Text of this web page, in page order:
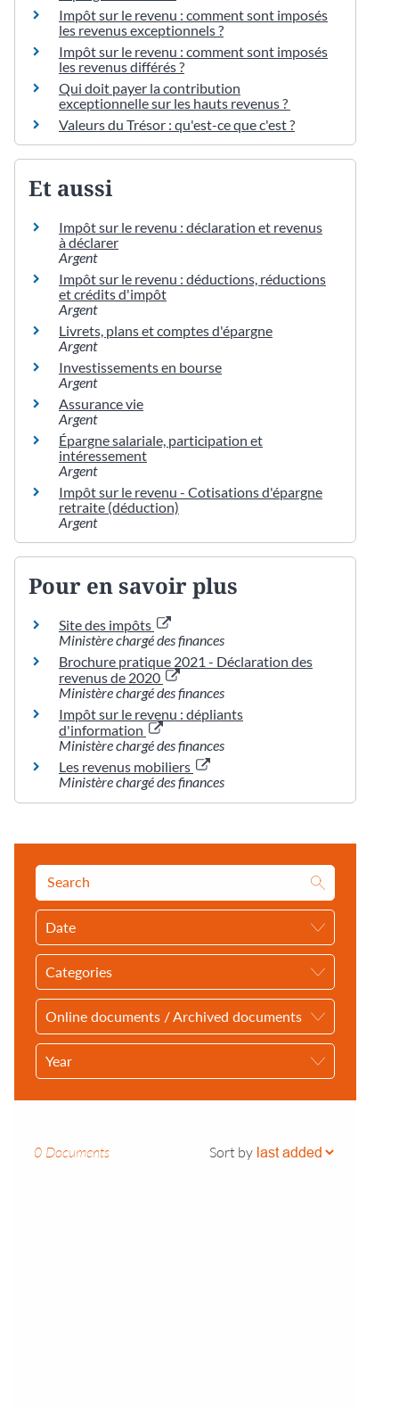
Impôt sur le revenu : comment sont imposés
les revenus exceptionnels ?
Impôt sur le revenu : comment sont imposés
les revenus différés ?
Qui doit payer la contribution
exceptionnelle sur les hauts revenus ?
Valeurs du Trésor : qu'est-ce que c'est ?
Et aussi
Impôt sur le revenu : déclaration et revenus
à déclarer
Argent
Impôt sur le revenu : déductions, réductions
et crédits d'impôt
Argent
Livrets, plans et comptes d'épargne
Argent
Investissements en bourse
Argent
Assurance vie
Argent
Épargne salariale, participation et
intéressement
Argent
Impôt sur le revenu - Cotisations d'épargne
retraite (déduction)
Argent
Pour en savoir plus
Site des impôts
Ministère chargé des finances
Brochure pratique 2021 - Déclaration des
revenus de 2020
Ministère chargé des finances
Impôt sur le revenu : dépliants
d'information
Ministère chargé des finances
Les revenus mobiliers
Ministère chargé des finances